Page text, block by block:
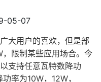
05-07
大用户的喜欢，但是部
限制某些应用场合。今
支持任意瓦特数降功
率为10W，12W，